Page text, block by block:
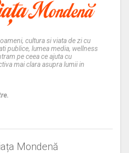
cultura si viata de zi cu
publice, lumea media, wellness
pe ceea ce ajuta cu
mai clara asupra lumii in
Mondenă